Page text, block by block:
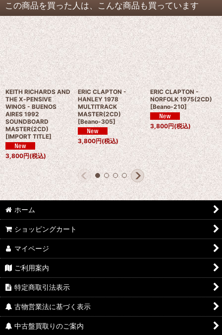
この商品を買った人は、こんな商品も買っています
KEITH RICHARDS AND
THE X‐PENSIVE
WINOS - BUENOS
AIRES 1992
SOUNDBOARD
MASTER(2CD)
[IMPORT TITLE]
3,800円(税込)
ERIC CLAPTON -
HANLEY 1978
MULTITRACK
MASTER(2CD)
[Beano-305]
3,800円(税込)
ERIC CLAPTON -
NORFOLK 1975(2CD)
[Beano-210]
3,800円(税込)
ホーム
ショッピングカート
マイページ
ご利用案内
特定商取引法表示
古物営業法に基づく表示
中古盤買取りのご案内